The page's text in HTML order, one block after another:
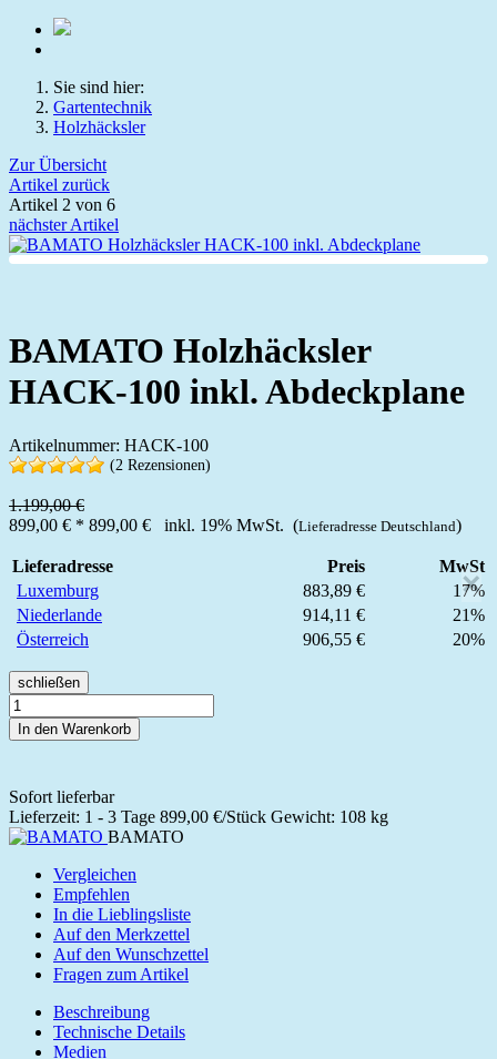
Sie sind hier:
Gartentechnik
Holzhäcksler
Zur Übersicht
Artikel zurück
Artikel 2 von 6
nächster Artikel
BAMATO Holzhäcksler
HACK-100 inkl. Abdeckplane
Artikelnummer: HACK-100
(2 Rezensionen)
1.199,00 €
899,00 € * 899,00 € inkl. 19% MwSt. (Lieferadresse Deutschland)
×
Lieferadresse Preis
MwSt
Luxemburg
883,89 €
17%
Niederlande
914,11 €
21%
Österreich
906,55 € 20%
schließen
In den Warenkorb
Sofort lieferbar
Lieferzeit: 1 - 3 Tage 899,00 €/Stück Gewicht: 108 kg
BAMATO
Vergleichen
Empfehlen
In die Lieblingsliste
Auf den Merkzettel
Auf den Wunschzettel
Fragen zum Artikel
Beschreibung
Technische Details
Medien